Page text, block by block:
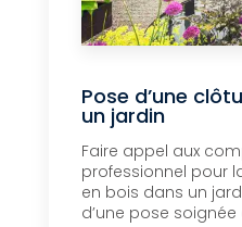
Pose d’une
un jardin
Faire appel aux
professionnel pour
en bois dans un
d’une pose soignée